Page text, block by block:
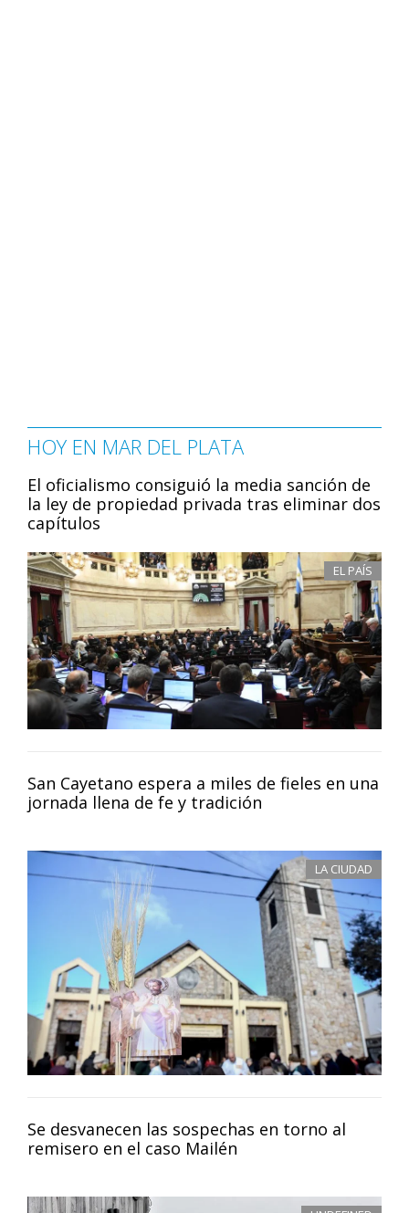
HOY EN MAR DEL PLATA
El oficialismo consiguió la media sanción de
la ley de propiedad privada tras eliminar dos
capítulos
EL PAÍS
San Cayetano espera a miles de fieles en una
jornada llena de fe y tradición
LA CIUDAD
Se desvanecen las sospechas en torno al
remisero en el caso Mailén